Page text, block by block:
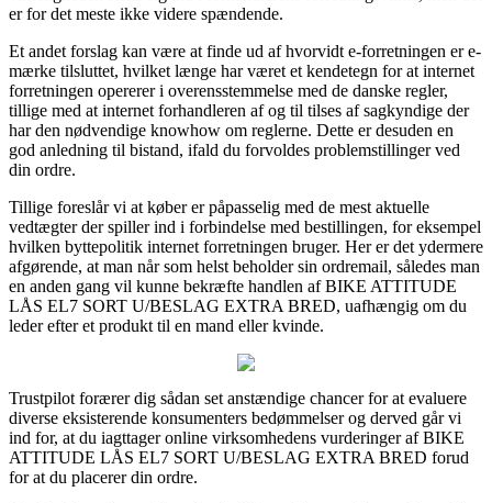
er for det meste ikke videre spændende.
Et andet forslag kan være at finde ud af hvorvidt e-forretningen er e-
mærke tilsluttet, hvilket længe har været et kendetegn for at internet
forretningen opererer i overensstemmelse med de danske regler,
tillige med at internet forhandleren af og til tilses af sagkyndige der
har den nødvendige knowhow om reglerne. Dette er desuden en
god anledning til bistand, ifald du forvoldes problemstillinger ved
din ordre.
Tillige foreslår vi at køber er påpasselig med de mest aktuelle
vedtægter der spiller ind i forbindelse med bestillingen, for eksempel
hvilken byttepolitik internet forretningen bruger. Her er det ydermere
afgørende, at man når som helst beholder sin ordremail, således man
en anden gang vil kunne bekræfte handlen af BIKE ATTITUDE
LÅS EL7 SORT U/BESLAG EXTRA BRED, uafhængig om du
leder efter et produkt til en mand eller kvinde.
Trustpilot forærer dig sådan set anstændige chancer for at evaluere
diverse eksisterende konsumenters bedømmelser og derved går vi
ind for, at du iagttager online virksomhedens vurderinger af BIKE
ATTITUDE LÅS EL7 SORT U/BESLAG EXTRA BRED forud
for at du placerer din ordre.